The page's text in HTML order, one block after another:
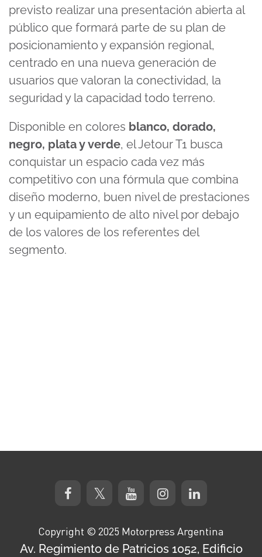
previsto realizar una presentación abierta al
público que formará parte de su plan de
posicionamiento y expansión regional,
centrado en una nueva generación de
usuarios que valoran la conectividad, la
seguridad y la capacidad todo terreno.
Disponible en colores blanco, dorado,
negro, plata y verde, el Jetour T1 busca
conquistar un espacio cada vez más
competitivo con una fórmula que combina
diseño moderno, buen nivel de prestaciones
y un equipamiento de alto nivel por debajo
de los valores de los referentes del
segmento.
Copyright © 2025 Motorpress Argentina
Av. Regimiento de Patricios 1052, Edificio